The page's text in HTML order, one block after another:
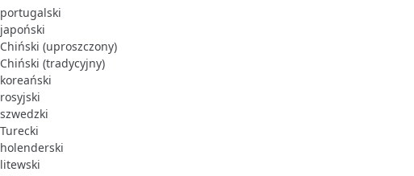
portugalski
japoński
Chiński (uproszczony)
Chiński (tradycyjny)
koreański
rosyjski
szwedzki
Turecki
holenderski
litewski